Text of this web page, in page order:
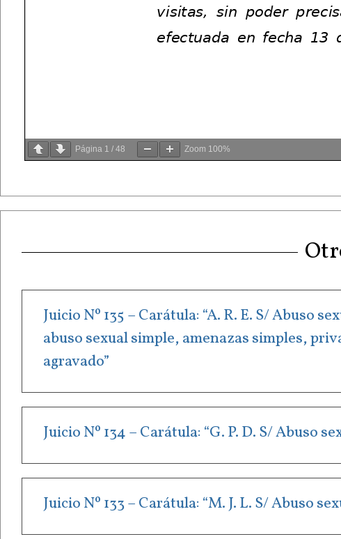
Página 1 / 48 Zoom 100%
Juicio Nº 135 – Carátula: “A. R. E. S/ Abuso
abuso sexual simple, amenazas simples,
agravado”
Juicio Nº 134 – Carátula: “G. P. D. S/ Abuso
Juicio Nº 133 – Carátula: “M. J. L. S/ Abuso